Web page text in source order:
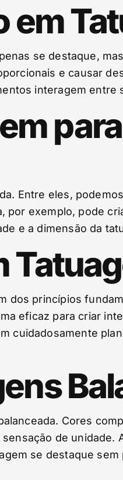
em
se destaque,
e causar
interagem entre
Entre eles,
exemplo, pode
e a dimensão da
dos princípios
eficaz para criar
cuidadosamente
Cores
de unidade.
se destaque